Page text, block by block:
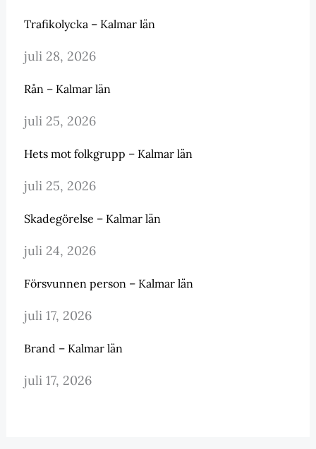
Trafikolycka – Kalmar län
juli 28, 2026
Rån – Kalmar län
juli 25, 2026
Hets mot folkgrupp – Kalmar län
juli 25, 2026
Skadegörelse – Kalmar län
juli 24, 2026
Försvunnen person – Kalmar län
juli 17, 2026
Brand – Kalmar län
juli 17, 2026